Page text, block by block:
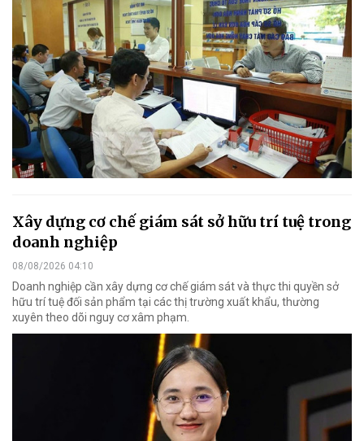
Xây dựng cơ chế giám sát sở hữu trí tuệ trong
doanh nghiệp
08/08/2026 04:10
Doanh nghiệp cần xây dựng cơ chế giám sát và thực thi quyền sở
hữu trí tuệ đối sản phẩm tại các thị trường xuất khẩu, thường
xuyên theo dõi nguy cơ xâm phạm.